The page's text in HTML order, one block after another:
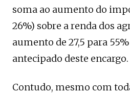
soma ao aumento do
26%) sobre a renda dos
aumento de 27,5 para
antecipado deste encargo.
Contudo, mesmo com